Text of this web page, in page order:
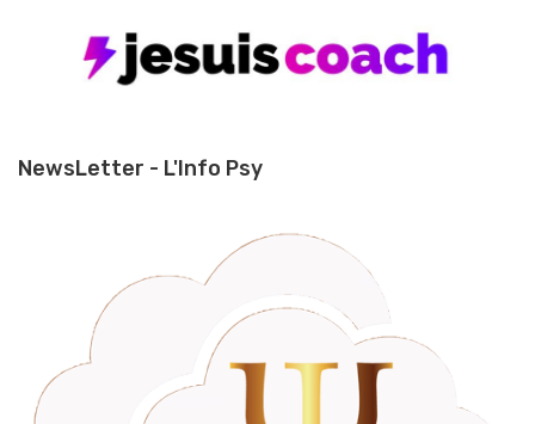
NewsLetter - L'Info Psy